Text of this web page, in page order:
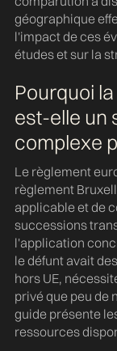
géographique
l'impact de ces
études et sur la
Pourquoi
est-elle un
complexe
Le règlement
règlement
applicable et de
successions
l'application
le défunt avait
hors UE,
privé que peu de
guide présente
ressources